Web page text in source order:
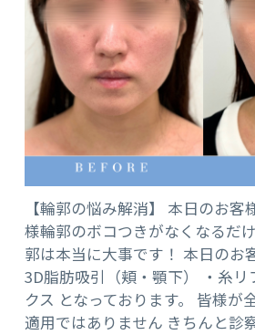
【輪郭の悩み解消】 本日のお客
様輪郭のボコつきがなくなるだ
郭は本当に大事です！ 本日のお
3D脂肪吸引（頬・顎下） ・糸リ
クス となっております。 皆様が
適用ではありません きちんと診